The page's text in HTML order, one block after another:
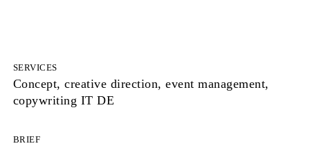
SERVICES
Concept, creative direction, event management,
copywriting IT DE
BRIEF